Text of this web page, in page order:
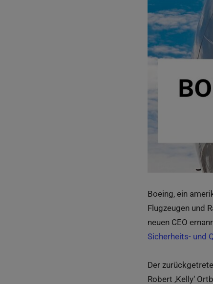
Boeing, ein
Flugzeugen und
neuen CEO
Sicherheits- und
Der
Robert ‚Kelly‘